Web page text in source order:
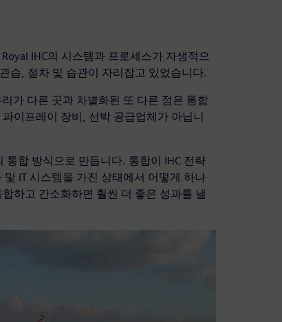
IHC의 시스템과 프로세스가 자생적으
습, 절차 및 습관이 자리잡고 있었습니다.
가 다른 곳과 차별화된 또 다른 점은 통합
이프레이 장비, 선박 공급업체가 아닙니
합 방식으로 만듭니다. 통합이 IHC 전략
IT 시스템을 가진 상태에서 어떻게 하나
하고 간소화하면 훨씬 더 좋은 성과를 낼